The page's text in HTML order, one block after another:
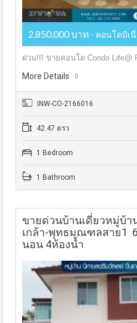
2,850,000 บาท - คอนโดมิเ
ด่วน!!! ขายคอนโด Condo Life@
More Details
INW-CO-2166016
42.47 ตรว
1 Bedroom
1 Bathroom
ขายด่วนบ้านเดี่ยวหมู่บ้า
เกล้า-พุทธมณฑลสาย1
นอน 4ห้องน้ำ